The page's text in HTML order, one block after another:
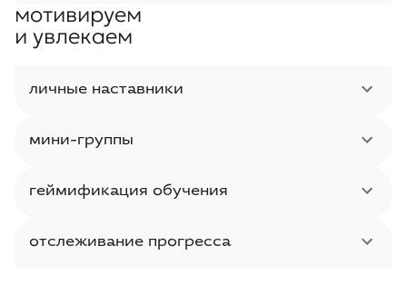
мотивируем
и увлекаем
личные наставники
мини-группы
геймификация обучения
отслеживание прогресса